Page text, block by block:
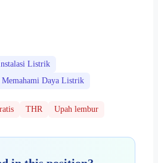
Listrik
Memahami Daya Listrik
THR Upah lembur